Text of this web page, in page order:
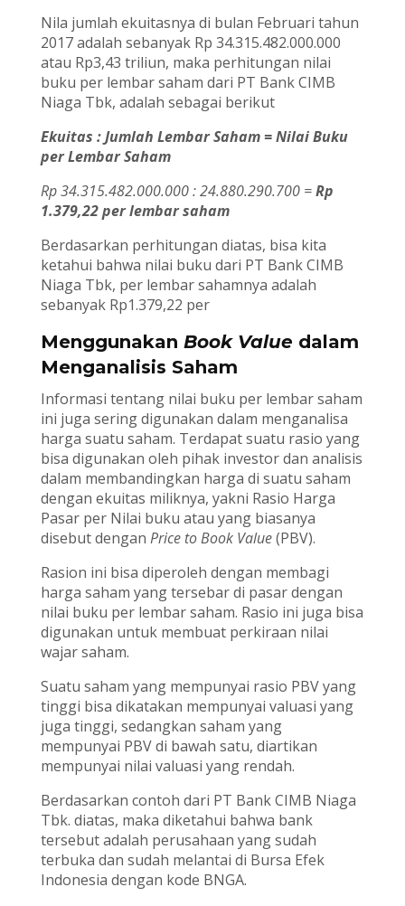
Nila jumlah ekuitasnya di bulan Februari tahun
2017 adalah sebanyak Rp 34.315.482.000.000
atau Rp3,43 triliun, maka perhitungan nilai
buku per lembar saham dari PT Bank CIMB
Niaga Tbk, adalah sebagai berikut
Ekuitas : Jumlah Lembar Saham = Nilai Buku
per Lembar Saham
Rp 34.315.482.000.000 : 24.880.290.700 =Rp
1.379,22 per lembar saham
Berdasarkan perhitungan diatas, bisa kita
ketahui bahwa nilai buku dari PT Bank CIMB
Niaga Tbk, per lembar sahamnya adalah
sebanyak Rp1.379,22 per
Menggunakan Book Value dalam
Menganalisis Saham
Informasi tentang nilai buku per lembar saham
ini juga sering digunakan dalam menganalisa
harga suatu saham. Terdapat suatu rasio yang
bisa digunakan oleh pihak investor dan analisis
dalam membandingkan harga di suatu saham
dengan ekuitas miliknya, yakni Rasio Harga
Pasar per Nilai buku atau yang biasanya
disebut dengan Price to Book Value(PBV).
Rasion ini bisa diperoleh dengan membagi
harga saham yang tersebar di pasar dengan
nilai buku per lembar saham. Rasio ini juga bisa
digunakan untuk membuat perkiraan nilai
wajar saham.
Suatu saham yang mempunyai rasio PBV yang
tinggi bisa dikatakan mempunyai valuasi yang
juga tinggi, sedangkan saham yang
mempunyai PBV di bawah satu, diartikan
mempunyai nilai valuasi yang rendah.
Berdasarkan contoh dari PT Bank CIMB Niaga
Tbk. diatas, maka diketahui bahwa bank
tersebut adalah perusahaan yang sudah
terbuka dan sudah melantai di Bursa Efek
Indonesia dengan kode BNGA.